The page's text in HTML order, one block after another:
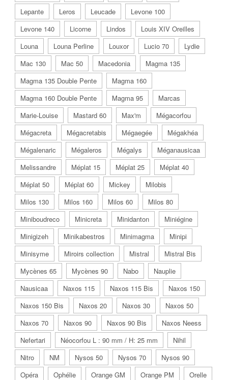
Lepante
Leros Leucade
Levone 100
Levone 140
Licorne Lindos
Louis XIV Oreilles
Louna
Louna Perline Louxor Lucio 70
Lydie
Mac 130
Mac 50 Macedonia
Magma 135
Magma 135 Double Pente
Magma 160
Magma 160 Double Pente
Magma 95
Marcas
Marie-Louise
Mastard 60 Max'm
Mégacorfou
Mégacreta
Mégacretabis Mégaegée
Mégakhéa
Mégalenaric
Mégaleros Mégalys
Méganausicaa
Melissandre
Méplat 15 Méplat 25
Méplat 40
Méplat 50
Méplat 60 Mickey
Milobis
Milos 130
Milos 160 Milos 60
Milos 80
Miniboudreco
Minicreta Minidanton
Miniégine
Minigizeh
Minikabestros Minimagma
Minipi
Minisyme
Miroirs collection Mistral
Mistral Bis
Mycènes 65
Mycènes 90 Nabo
Nauplie
Nausicaa
Naxos 115 Naxos 115 Bis
Naxos 150
Naxos 150 Bis
Naxos 20 Naxos 30
Naxos 50
Naxos 70
Naxos 90 Naxos 90 Bis
Naxos Neess
Nefertari
Néocorfou L : 90 mm / H: 25 mm
Nihil
Nitro
NM Nysos 50 Nysos 70
Nysos 90
Opéra
Ophélie Orange GM Orange PM
Orelle